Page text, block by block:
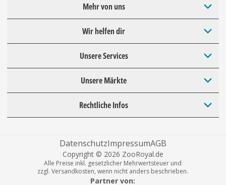
Mehr von uns
Wir helfen dir
Unsere Services
Unsere Märkte
Rechtliche Infos
DatenschutzImpressumAGB
Copyright © 2026 ZooRoyal.de
Alle Preise inkl. gesetzlicher Mehrwertsteuer und
zzgl. Versandkosten, wenn nicht anders beschrieben.
Partner von: